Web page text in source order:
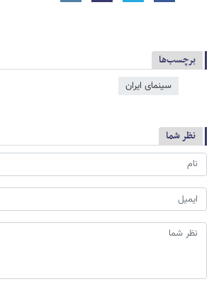
برچسب‌ها
سینمای ایران
نظر شما